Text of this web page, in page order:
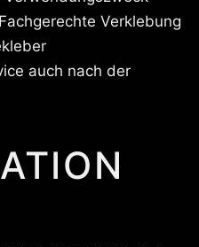
Fachgerechte Verklebung
auch nach der